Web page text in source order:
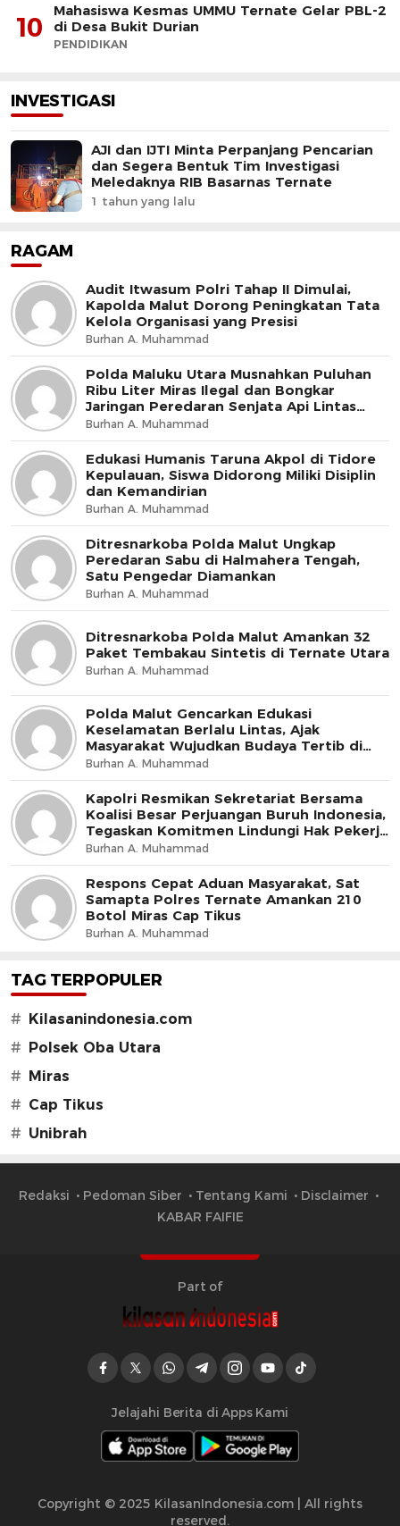
10
Mahasiswa Kesmas UMMU Ternate Gelar PBL-2
di Desa Bukit Durian
PENDIDIKAN
INVESTIGASI
AJI dan IJTI Minta Perpanjang Pencarian
dan Segera Bentuk Tim Investigasi
Meledaknya RIB Basarnas Ternate
1 tahun yang lalu
RAGAM
Audit Itwasum Polri Tahap II Dimulai,
Kapolda Malut Dorong Peningkatan Tata
Kelola Organisasi yang Presisi
Burhan A. Muhammad
Polda Maluku Utara Musnahkan Puluhan
Ribu Liter Miras Ilegal dan Bongkar
Jaringan Peredaran Senjata Api Lintas
Negara
Burhan A. Muhammad
Edukasi Humanis Taruna Akpol di Tidore
Kepulauan, Siswa Didorong Miliki Disiplin
dan Kemandirian
Burhan A. Muhammad
Ditresnarkoba Polda Malut Ungkap
Peredaran Sabu di Halmahera Tengah,
Satu Pengedar Diamankan
Burhan A. Muhammad
Ditresnarkoba Polda Malut Amankan 32
Paket Tembakau Sintetis di Ternate Utara
Burhan A. Muhammad
Polda Malut Gencarkan Edukasi
Keselamatan Berlalu Lintas, Ajak
Masyarakat Wujudkan Budaya Tertib di
Jalan
Burhan A. Muhammad
Kapolri Resmikan Sekretariat Bersama
Koalisi Besar Perjuangan Buruh Indonesia,
Tegaskan Komitmen Lindungi Hak Pekerja
dan Jaga Iklim Investasi
Burhan A. Muhammad
Respons Cepat Aduan Masyarakat, Sat
Samapta Polres Ternate Amankan 210
Botol Miras Cap Tikus
Burhan A. Muhammad
TAG TERPOPULER
# Kilasanindonesia.com
# Polsek Oba Utara
# Miras
# Cap Tikus
# Unibrah
Redaksi Pedoman Siber Tentang Kami
Disclaimer
KABAR FAIFIE
Part of
Jelajahi Berita di Apps Kami
Copyright © 2025 KilasanIndonesia.com | All rights
reserved.